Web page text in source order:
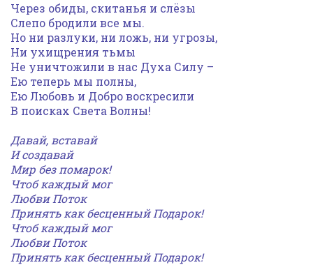
Через обиды, скитанья и слёзы
Слепо бродили все мы.
Но ни разлуки, ни ложь, ни угрозы,
Ни ухищрения тьмы
Не уничтожили в нас Духа Силу –
Ею теперь мы полны,
Ею Любовь и Добро воскресили
В поисках Света Волны!
Давай, вставай
И создавай
Мир без помарок!
Чтоб каждый мог
Любви Поток
Принять как бесценный Подарок!
Чтоб каждый мог
Любви Поток
Принять как бесценный Подарок!